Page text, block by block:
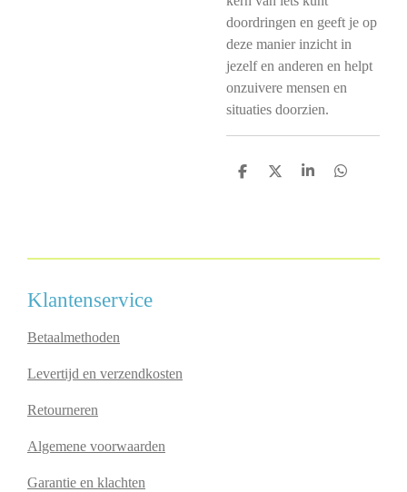
doordringen en geeft je op
deze manier inzicht in
jezelf en anderen en helpt
onzuivere mensen en
situaties doorzien.
D
D
S
D
Klantenservice
Betaalmethoden
Levertijd en verzendkosten
Retourneren
Algemene voorwaarden
Garantie en klachten